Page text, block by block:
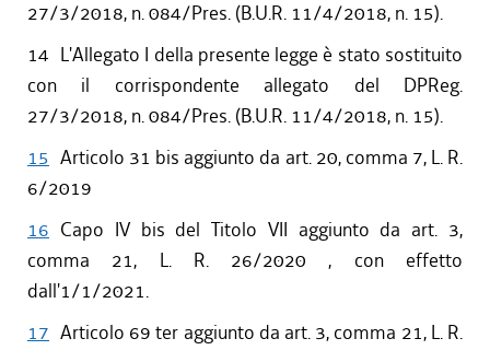
27/3/2018, n. 084/Pres. (B.U.R. 11/4/2018, n. 15).
14 L'Allegato I della presente legge è stato sostituito
con il corrispondente allegato del DPReg.
27/3/2018, n. 084/Pres. (B.U.R. 11/4/2018, n. 15).
15 Articolo 31 bis aggiunto da art. 20, comma 7, L. R.
6/2019
16 Capo IV bis del Titolo VII aggiunto da art. 3,
comma 21, L. R. 26/2020 , con effetto
dall'1/1/2021.
17 Articolo 69 ter aggiunto da art. 3, comma 21, L. R.